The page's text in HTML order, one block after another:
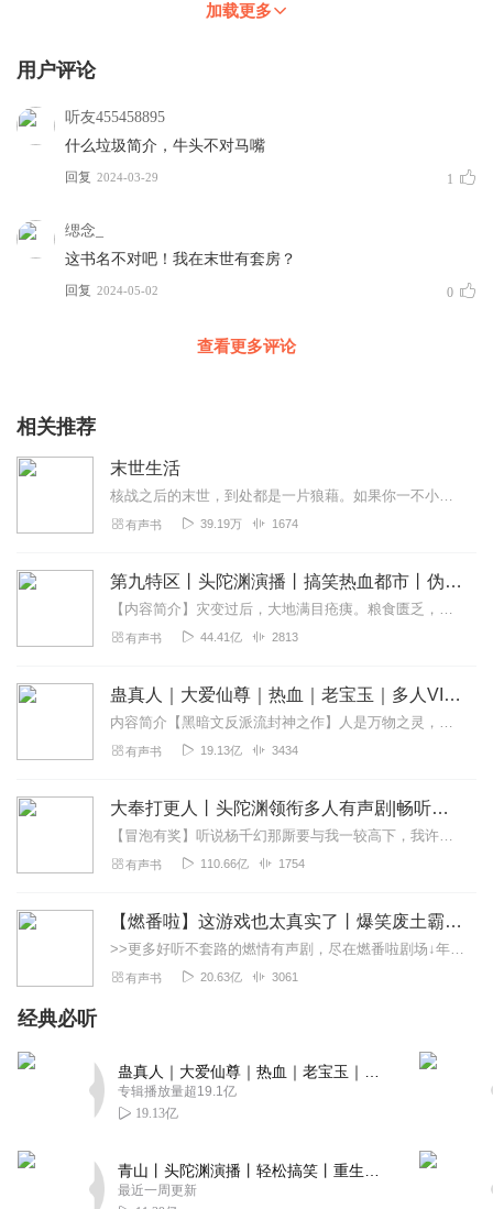
加载更多
用户评论
听友455458895
什么垃圾简介，牛头不对马嘴
回复 2024-03-29 1
缌念_
这书名不对吧！我在末世有套房？
回复 2024-05-02 0
查看更多评论
相关推荐
末世生活
核战之后的末世，到处都是一片狼藉。如果你一不小心活了下来，那么接下来你将不得不面对饥饿与疾病的恐惧，一到夜晚就会发狂的丧尸，还有那些因辐射而变得奇形怪状的异种....
有声书 39.19万 1674
第九特区丨头陀渊演播丨搞笑热血都市丨伪戒丨VIP免费多人有声剧
【内容简介】灾变过后，大地满目疮痍。粮食匮乏，资源紧俏，局势混乱……一位从待规划区杀出来的青年，背对着漫天黄沙，孤身来到九区谋生，却不曾想偶然结识三五好友，一念...
有声书 44.41亿 2813
蛊真人｜大爱仙尊｜热血｜老宝玉｜多人VIP免费有声剧
内容简介【黑暗文反派流封神之作】人是万物之灵，蛊是天地真精。一个穿越者不断重生的故事。一个养蛊、炼蛊、用蛊的奇特世界。配音组（男角色）老宝玉旁白...
有声书 19.13亿 3434
大奉打更人丨头陀渊领衔多人有声剧|畅听全集|王鹤棣、田曦薇主演影视剧原著|卖报小郎君
【冒泡有奖】听说杨千幻那厮要与我一较高下，我许七安要开始装叉了！快进入声音播放页戳下方输入框，冒个泡偷偷告诉我，我要用哪些诗词才能胜过他？说得好的，有赏！202...
有声书 110.66亿 1754
【燃番啦】这游戏也太真实了丨爆笑废土霸榜神作丨紫襟剧社制作
>>更多好听不套路的燃情有声剧，尽在燃番啦剧场↓年度重磅推荐本专辑为VIP免费专辑每天上午10点5集更新，订阅可以听到最新内容哦！每周抽一个专辑五星优质评论送...
有声书 20.63亿 3061
经典必听
专辑播放量超19.1亿
19.13亿
最近一周更新